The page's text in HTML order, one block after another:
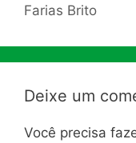
Farias Brito
Deixe um
Você precisa